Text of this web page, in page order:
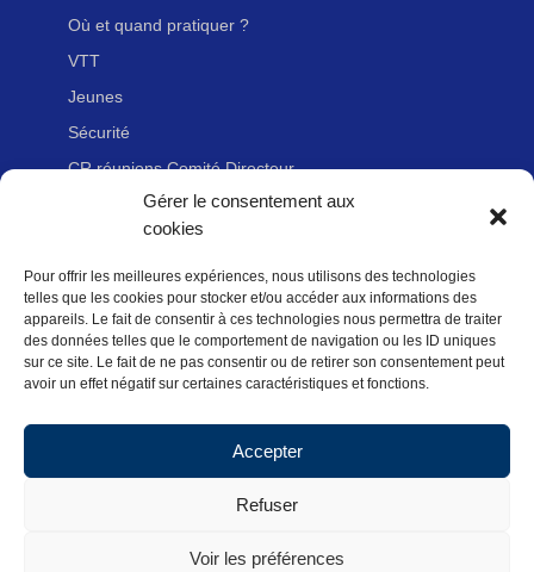
Gérer le consentement aux
cookies
Pour offrir les meilleures expériences, nous utilisons des technologies
telles que les cookies pour stocker et/ou accéder aux informations des
appareils. Le fait de consentir à ces technologies nous permettra de traiter
des données telles que le comportement de navigation ou les ID uniques
sur ce site. Le fait de ne pas consentir ou de retirer son consentement peut
avoir un effet négatif sur certaines caractéristiques et fonctions.
Accepter
Refuser
Voir les préférences
Où et quand pratiquer ?
VTT
Jeunes
Sécurité
CR réunions Comité Directeur
Adhérer à la Fédération Française de cyclotourisme
Nous contacter
Newsletter
Mentions légales
Politique des données personnelles
Politique de cookies (UE)